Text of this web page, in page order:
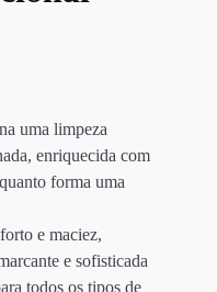
uma limpeza
enriquecida com
forma uma
e maciez,
e sofisticada
todos os tipos de